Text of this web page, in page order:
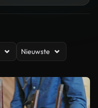
Nieuwste